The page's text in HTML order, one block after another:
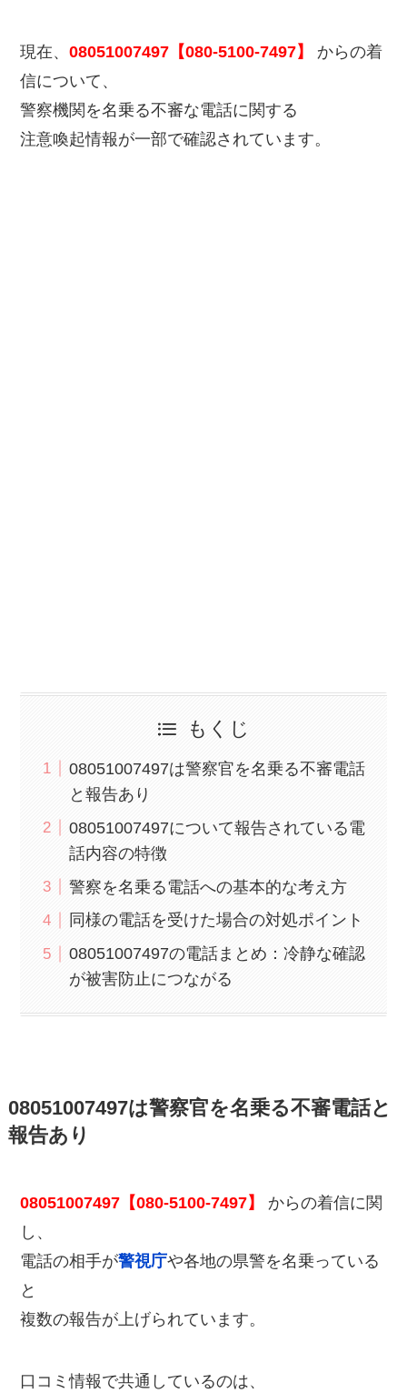
現在、08051007497【080-5100-7497】
からの着
信について、
警察機関を名乗る不審な電話に関する
注意喚起情報が一部で確認されています。
もくじ
08051007497は警察官を名乗る不審電話
と報告あり
08051007497について報告されている電
話内容の特徴
警察を名乗る電話への基本的な考え方
同様の電話を受けた場合の対処ポイント
08051007497の電話まとめ：冷静な確認
が被害防止につながる
08051007497は警察官を名乗る不審電話と
報告あり
08051007497【080-5100-7497】
からの着信に関
し、
電話の相手が警視庁や各地の県警を名乗っている
と
複数の報告が上げられています。
口コミ情報で共通しているのは、